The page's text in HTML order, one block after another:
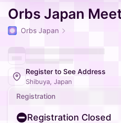
Orbs Japan
Orbs Japan
Register to See Address
Shibuya, Japan
Registration
Registration Closed